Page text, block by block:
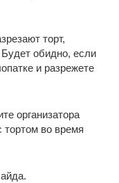
торт,
обидно, если
и разрежете
организатора
во время